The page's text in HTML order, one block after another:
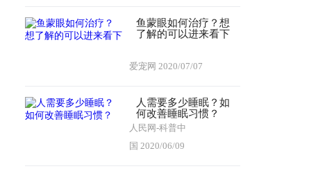
鱼蒙眼如何治疗？想
了解的可以进来看下
爱宠网 2020/07/07
人需要多少睡眠？如
何改善睡眠习惯？
人民网-科普中
国 2020/06/09